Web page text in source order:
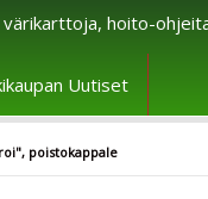
hoito-
Uutiset
poistokappale